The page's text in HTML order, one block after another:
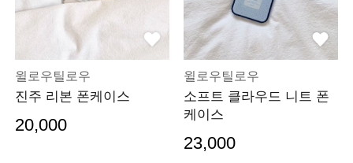
윌로우틸로우
진주 리본 폰케이스
20,000
윌로우틸로우
소프트 클라우드 니트 폰
케이스
23,000